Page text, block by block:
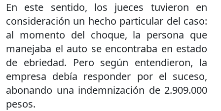
En este sentido, los jueces tuvieron en
consideración un hecho particular del caso:
al momento del choque, la persona que
manejaba el auto se encontraba en estado
de ebriedad. Pero según entendieron, la
empresa debía responder por el suceso,
abonando una indemnización de 2.909.000
pesos.